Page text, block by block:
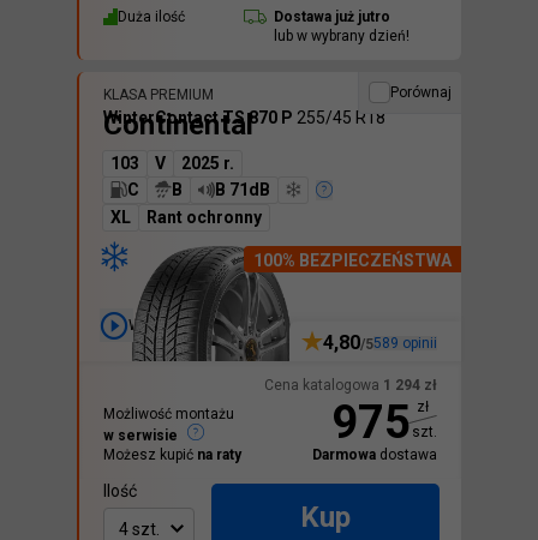
Duża ilość Dostawa już jutro
lub w wybrany dzień!
Porównaj
Wideo
KLASA PREMIUM
Continental
100% BEZPIECZEŃSTWA
WinterContact TS 870 P 255/45 R18
103 V
2025 r.
C
B
B 71dB
XL
Rant ochronny
Cena katalogowa 1 294 zł
975 zł
szt.
Darmowa dostawa
4,80/5589 opinii
Możliwość montażu
w serwisie
Możesz kupić na raty
Ilość
4 szt.
Kup